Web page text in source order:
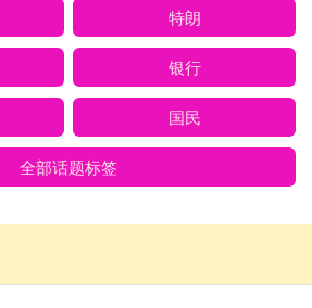
特朗
银行
国民
全部话题标签